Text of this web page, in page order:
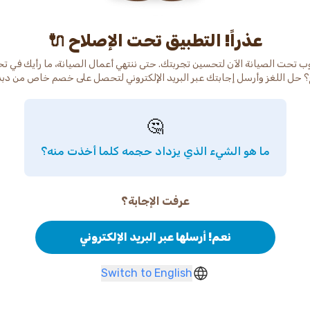
عذراً! التطبيق تحت الإصلاح 🔌
تحت الصيانة الآن لتحسين تجربتك. حتى ننتهي أعمال الصيانة، ما رأيك في
حل اللغز وأرسل إجابتك عبر البريد الإلكتروني لتحصل على خصم خاص من
🤔
ما هو الشيء الذي يزداد حجمه كلما أخذت منه؟
عرفت الإجابة؟
نعم! أرسلها عبر البريد الإلكتروني
Switch to English